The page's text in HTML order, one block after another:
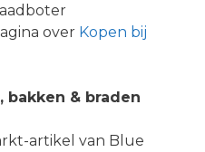
over Kopen bij
bakken & braden
artikel van Blue